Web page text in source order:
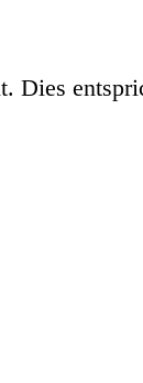
Dies